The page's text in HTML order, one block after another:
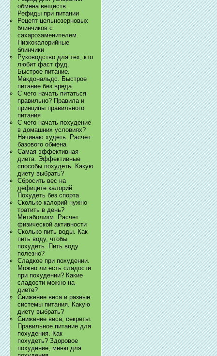
обмена веществ.
Рефиды при питании
Рецепт цельнозерновых
блинчиков с
сахарозаменителем.
Низкокалорийные
блинчики
Руководство для тех, кто
любит фаст фуд.
Быстрое питание.
Макдональдс. Быстрое
питание без вреда.
С чего начать питаться
правильно? Правила и
принципы правильного
питания
С чего начать похудение
в домашних условиях?
Начинаю худеть. Расчет
базового обмена
Самая эффективная
диета. Эффективные
способы похудеть. Какую
диету выбрать?
Сбросить вес на
дефиците калорий.
Похудеть без спорта
Сколько калорий нужно
тратить в день?
Метаболизм. Расчет
физической активности
Сколько пить воды. Как
пить воду, чтобы
похудеть. Пить воду
полезно?
Сладкое при похудении.
Можно ли есть сладости
при похудении? Какие
сладости можно на
диете?
Снижение веса и разные
системы питания. Какую
диету выбрать?
Снижение веса, секреты.
Правильное питание для
похудения. Как
похудеть? Здоровое
похудение, меню для